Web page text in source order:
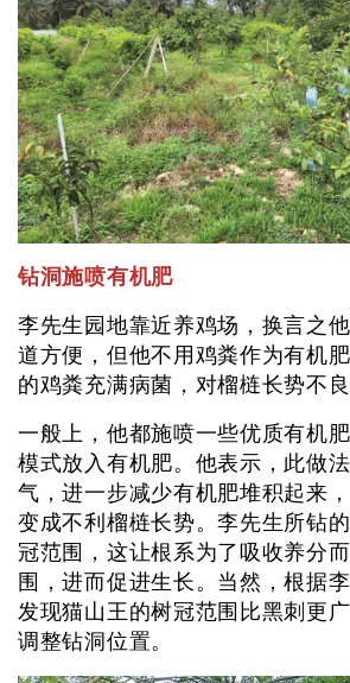
钻洞施喷有机肥
李先生园地靠近养鸡场，换言之
道方便，但他不用鸡粪作为有机
的鸡粪充满病菌，对榴梿长势不良
一般上，他都施喷一些优质有机
模式放入有机肥。他表示，此做
气，进一步减少有机肥堆积起来
变成不利榴梿长势。李先生所钻
冠范围，这让根系为了吸收养分
围，进而促进生长。当然，根据
发现猫山王的树冠范围比黑刺更
调整钻洞位置。